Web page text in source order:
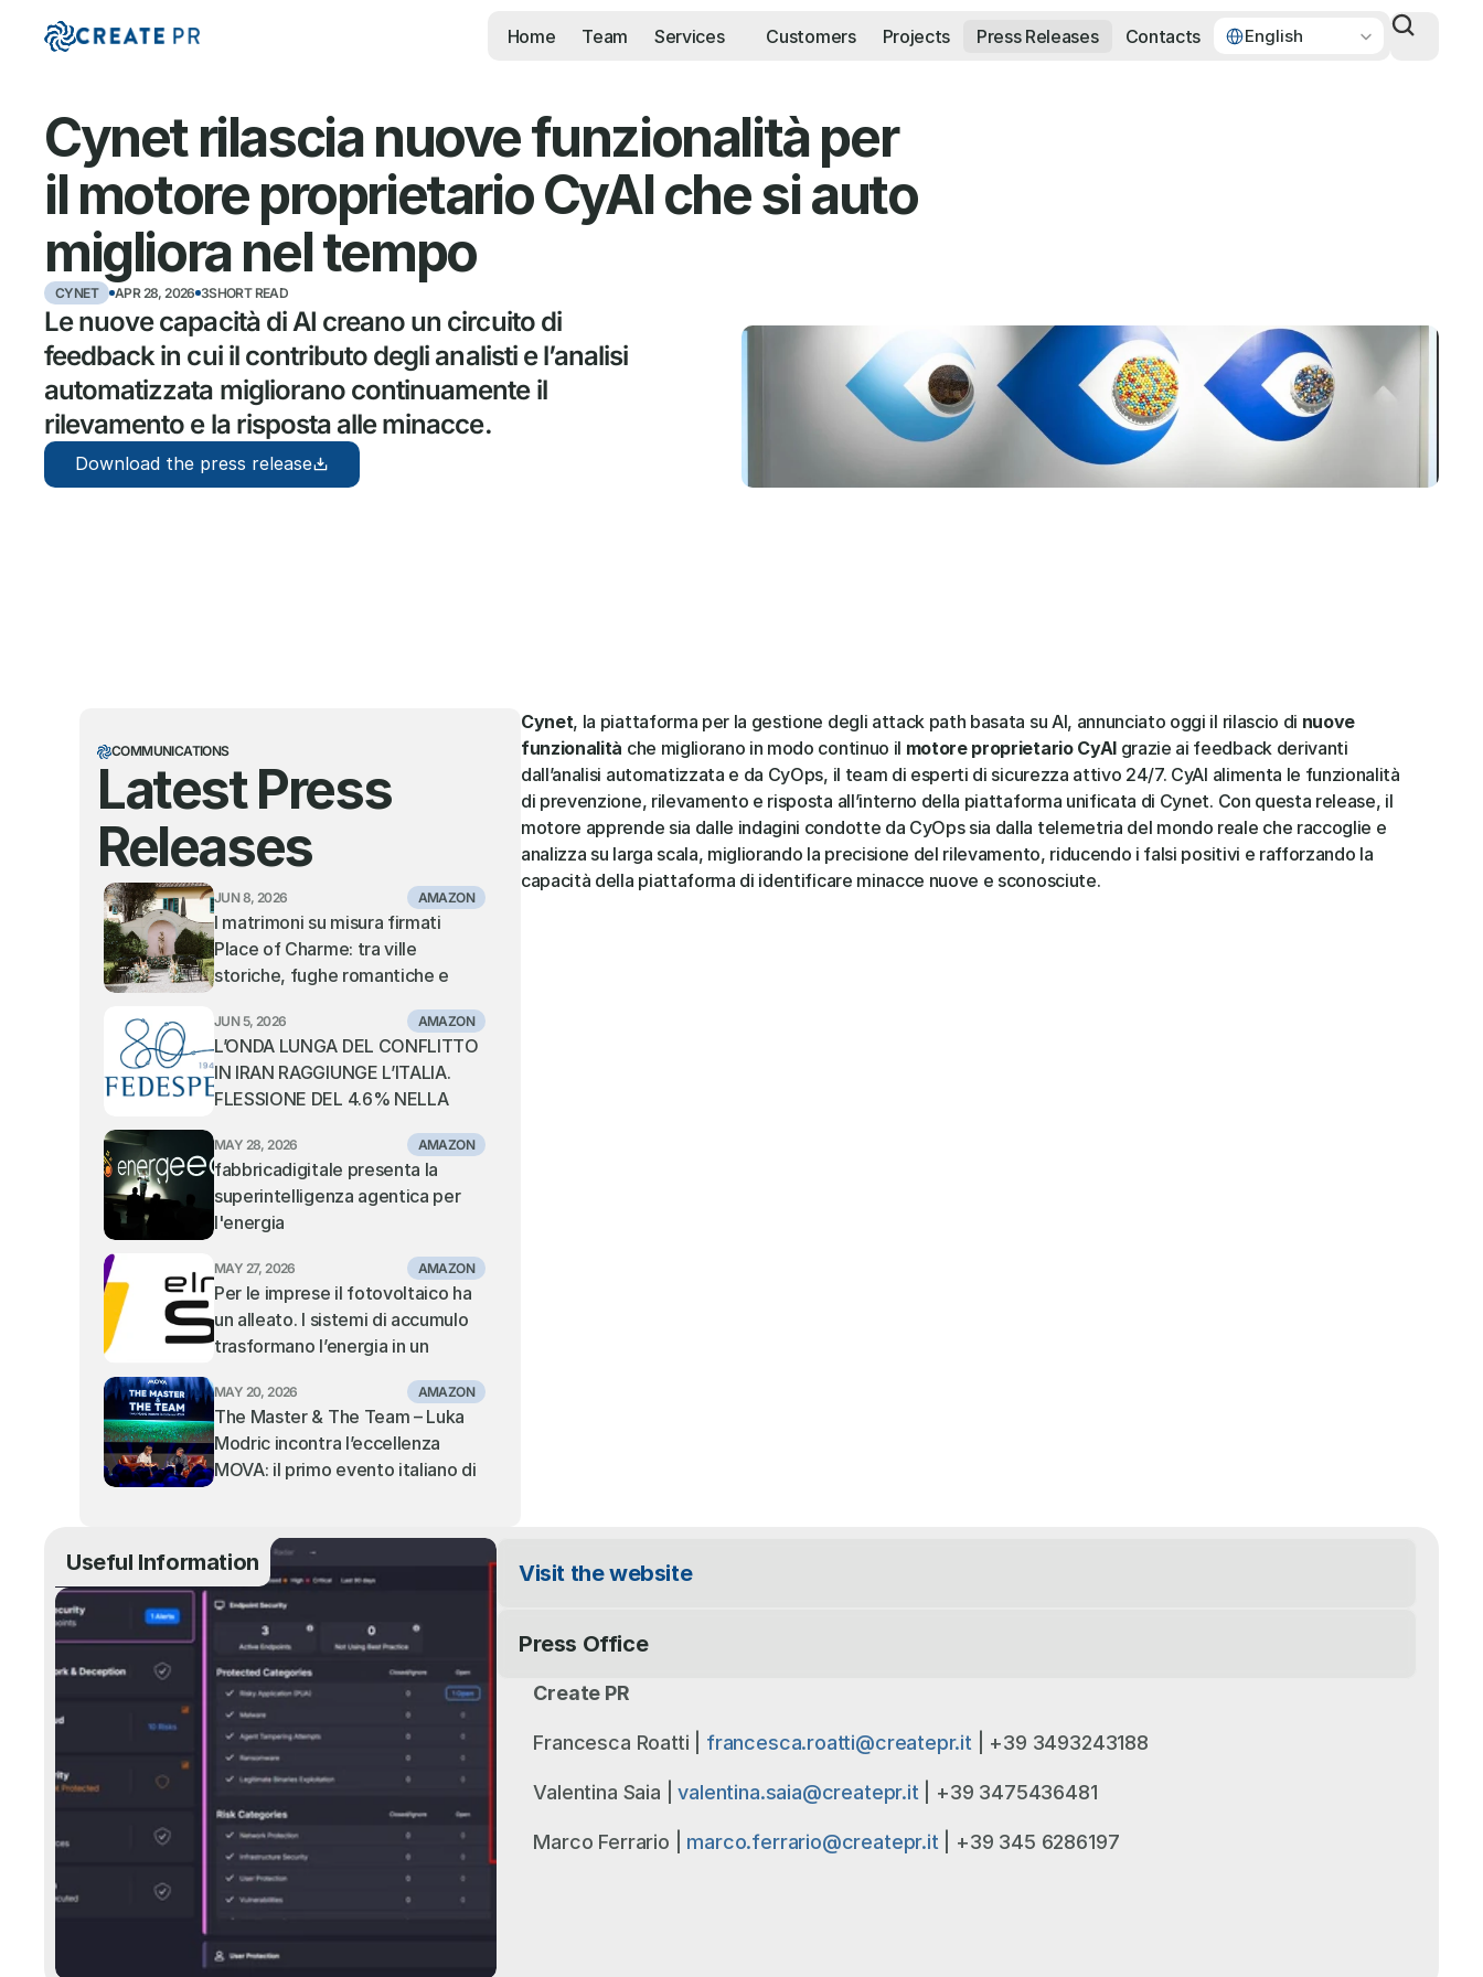
Home Team Services Customers Projects Press Releases Contacts
Select Language
English
Cynet rilascia nuove funzionalità per
il motore proprietario CyAI che si auto
migliora nel tempo
CYNET APR 28, 2026 3SHORT READ
Le nuove capacità di AI creano un circuito di
feedback in cui il contributo degli analisti e l’analisi
automatizzata migliorano continuamente il
rilevamento e la risposta alle minacce.
Download the press release
COMMUNICATIONS
Latest Press
Releases
JUN 8, 2026 AMAZON
I matrimoni su misura firmati
Place of Charme: tra ville
storiche, fughe romantiche e
JUN 5, 2026 AMAZON
L’ONDA LUNGA DEL CONFLITTO
IN IRAN RAGGIUNGE L’ITALIA.
FLESSIONE DEL 4.6% NELLA
CONTAINER NEI PORTI ITALIANI.
TIENE IL TRANSHIPMENT, IN
SOFFERENZA I PORTI GATEWAY
DEL MEDITERRANEO CENTRALE
E ORIENTALE
MAY 28, 2026 AMAZON
fabbricadigitale presenta la
superintelligenza agentica per
l'energia
MAY 27, 2026 AMAZON
Per le imprese il fotovoltaico ha
un alleato. I sistemi di accumulo
trasformano l’energia in un
di Elmec Solar.
MAY 20, 2026 AMAZON
The Master & The Team – Luka
Modric incontra l’eccellenza
MOVA: il primo evento italiano di
Cynet, la piattaforma per la gestione degli attack path basata su AI, annunciato oggi il rilascio di nuove
funzionalità che migliorano in modo continuo il motore proprietario CyAI grazie ai feedback derivanti
dall’analisi automatizzata e da CyOps, il team di esperti di sicurezza attivo 24/7. CyAI alimenta le funzionalità
di prevenzione, rilevamento e risposta all’interno della piattaforma unificata di Cynet. Con questa release, il
motore apprende sia dalle indagini condotte da CyOps sia dalla telemetria del mondo reale che raccoglie e
analizza su larga scala, migliorando la precisione del rilevamento, riducendo i falsi positivi e rafforzando la
capacità della piattaforma di identificare minacce nuove e sconosciute.
Useful Information Visit the website
Press Office
Create PR
Francesca Roatti | francesca.roatti@createpr.it | +39 3493243188
Valentina Saia | valentina.saia@createpr.it | +39 3475436481
Marco Ferrario | marco.ferrario@createpr.it | +39 345 6286197